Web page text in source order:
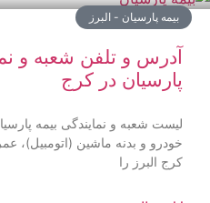
بیمه پارسیان - البرز
آدرس و تلفن شعبه و
پارسیان در کرج
لیست شعبه و نمایندگی بیمه
خودرو و بدنه ماشین (اتومبیل)،
کرج البرز را